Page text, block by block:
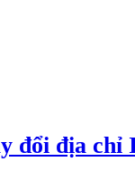
đổi địa chỉ